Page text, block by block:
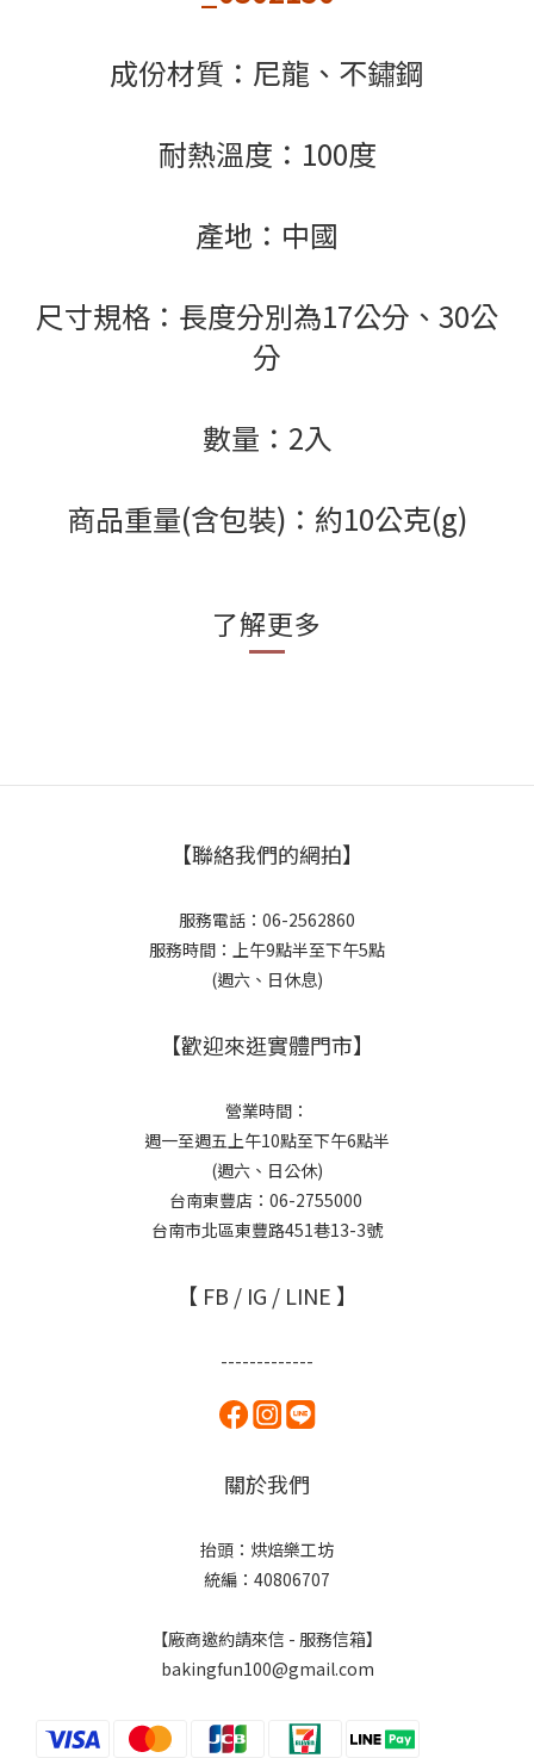
成份材質：尼龍、不鏽鋼
耐熱溫度：100度
產地：中國
尺寸規格：長度分別為17公分、30公
分
數量：2入
商品重量(含包裝)：約10公克(g)
了解更多
【聯絡我們的網拍】
服務電話：06-2562860
服務時間：上午9點半至下午5點
(週六、日休息)
【歡迎來逛實體門市】
營業時間：
週一至週五上午10點至下午6點半
(週六、日公休)
台南東豐店：06-2755000
台南市北區東豐路451巷13-3號
【 FB / IG / LINE 】
-------------
關於我們
抬頭：烘焙樂工坊
統編：40806707
【廠商邀約請來信 - 服務信箱】
bakingfun100@gmail.com